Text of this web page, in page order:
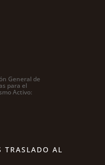
General de
para el
Activo:
TRASLADO AL